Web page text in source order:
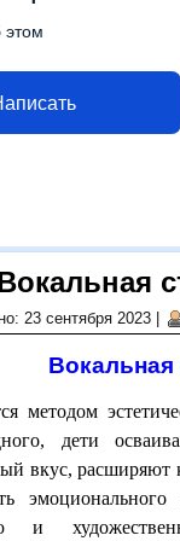
этом
23 сентября 2023
Вокальная
методом
дети
вкус, расширяют
эмоционального
и